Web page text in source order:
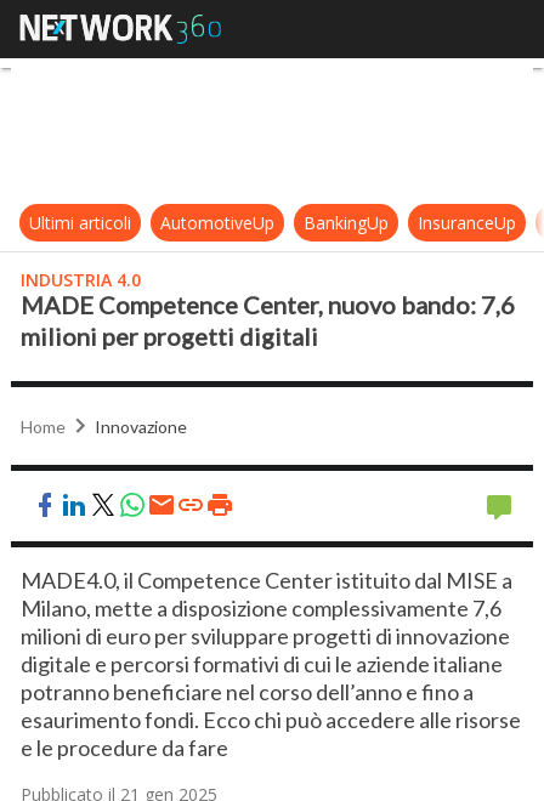
MADE Competence Center,
Ultimi articoli AutomotiveUp BankingUp InsuranceUp
INDUSTRIA 4.0
MADE Competence Center, nuovo bando: 7,6
milioni per progetti digitali
Home Innovazione
MADE4.0, il Competence Center istituito dal MISE a
Milano, mette a disposizione complessivamente 7,6
milioni di euro per sviluppare progetti di innovazione
digitale e percorsi formativi di cui le aziende italiane
potranno beneficiare nel corso dell’anno e fino a
esaurimento fondi. Ecco chi può accedere alle risorse
e le procedure da fare
Pubblicato il 21 gen 2025